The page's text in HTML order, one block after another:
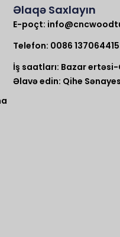
Əlaqə Saxlayın
E-poçt:
Telefon: 0086
İş saatları: Bazar
Əlavə edin: Qihe